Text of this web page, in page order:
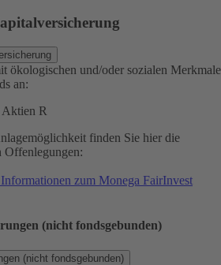
ökologischen und/oder sozialen
an:
Aktien R
finden Sie hier die
Offenlegungen:
zum Monega FairInvest
(nicht fondsgebunden)
(nicht fondsgebunden)